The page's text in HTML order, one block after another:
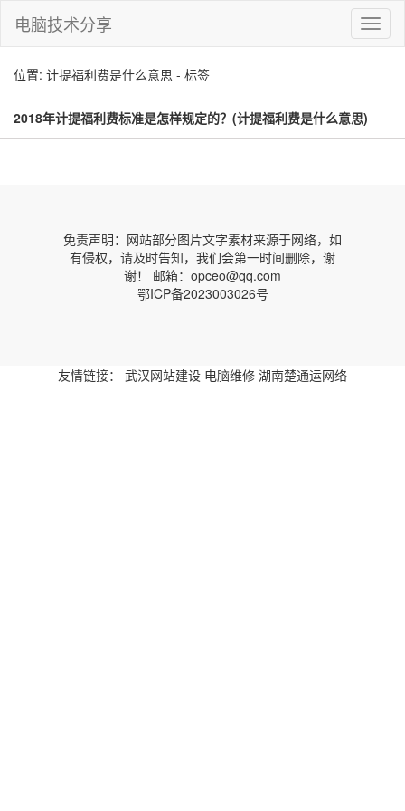
切
换
电脑技术分享
位置: 计提福利费是什么意思 - 标签
2018年计提福利费标准是怎样规定的？(计提福利费是什么意思)
免责声明：网站部分图片文字素材来源于网络，如
有侵权，请及时告知，我们会第一时间删除，谢
谢！ 邮箱：opceo@qq.com
鄂ICP备2023003026号
友情链接： 武汉网站建设 电脑维修 湖南楚通运网络